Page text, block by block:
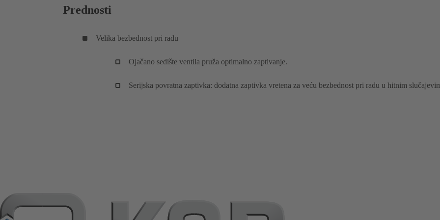
Prednosti
Velika bezbednost pri radu
Ojačano sedište ventila pruža optimalno zaptivanje.
Serijska povratna zaptivka: dodatna zaptivka vretena za veću bezbednost pri radu u hitnim